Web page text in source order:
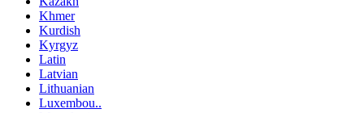
Khmer
Kurdish
Kyrgyz
Latin
Latvian
Lithuanian
Luxembou..